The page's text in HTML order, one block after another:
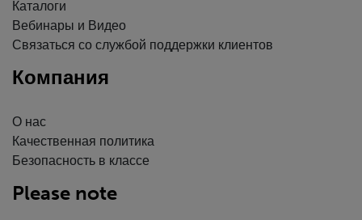
Каталоги
Вебинары и Видео
Связаться со службой поддержки клиентов
Компания
О нас
Качественная политика
Безопасность в классе
Please note